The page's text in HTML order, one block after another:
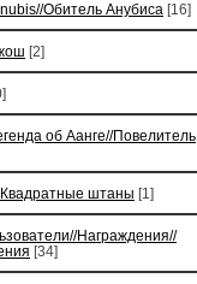
Обитель Анубиса [16]
[2]
об Аанге//Повелитель
Квадратные штаны [1]
Награждения//
[34]